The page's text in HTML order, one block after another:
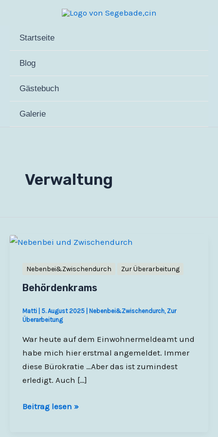
springenStartseite
Blog
Gästebuch
Galerie
Verwaltung
Nebenbei&Zwischendurch Zur Überarbeitung
Behördenkrams
Matti 5. August 2025 Nebenbei&Zwischendurch, Zur
Überarbeitung
War heute auf dem Einwohnermeldeamt und
habe mich hier erstmal angemeldet. Immer
diese Bürokratie …Aber das ist zumindest
erledigt. Auch […]
Behördenkrams
Beitrag lesen »